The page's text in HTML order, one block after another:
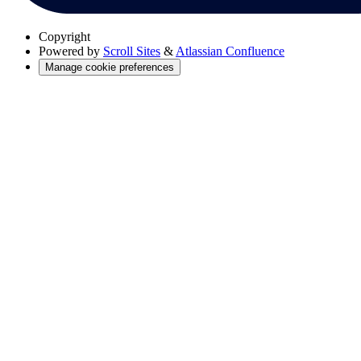
Copyright
Powered by Scroll Sites & Atlassian Confluence
Manage cookie preferences